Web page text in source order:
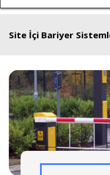
Site İçi Bariyer